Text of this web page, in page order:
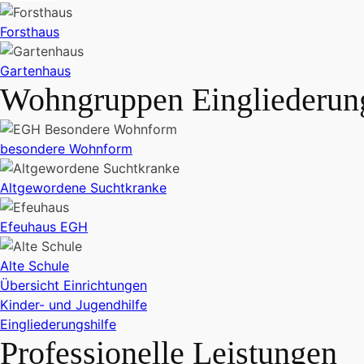
Forsthaus
Gartenhaus
Wohngruppen
besondere Wohnform
Altgewordene Suchtkranke
Efeuhaus EGH
Alte Schule
Übersicht Einrichtungen
Kinder- und Jugendhilfe
Eingliederungshilfe
Professionelle Leistungen